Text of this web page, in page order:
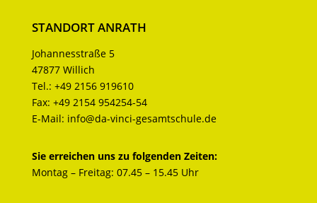
STANDORT ANRATH
Johannesstraße 5
47877 Willich
Tel.: +49 2156 919610
Fax: +49 2154 954254-54
E-Mail: info@da-vinci-gesamtschule.de
Sie erreichen uns zu folgenden Zeiten:
Montag – Freitag: 07.45 – 15.45 Uhr